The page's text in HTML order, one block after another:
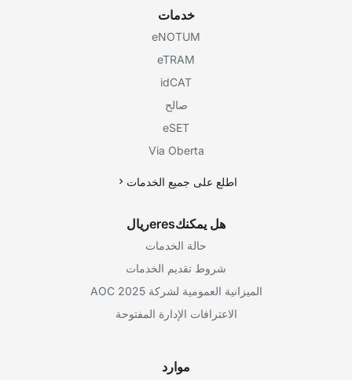
خدمات
eNOTUM
eTRAM
idCAT
صالح
eSET
Via Oberta
اطلع على جميع الخدمات
هل يمكنكeresريال
حالة الخدمات
شروط تقديم الخدمات
الميزانية العمومية لشركة AOC 2025
الاعترافات الإدارة المفتوحة
موارد